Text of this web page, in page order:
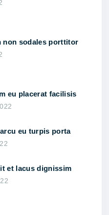
non sodales porttitor
eu placerat facilisis
eu turpis porta
et lacus dignissim